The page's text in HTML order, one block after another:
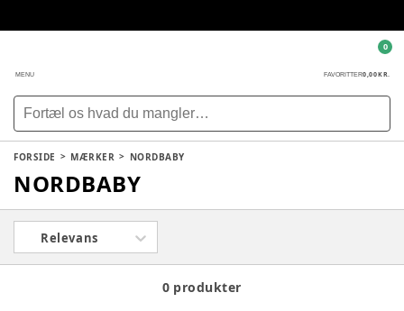
MENU FAVORITTER0,00 KR.
0
FORSIDE MÆRKER NORDBABY
NORDBABY
Relevans
0 produkter